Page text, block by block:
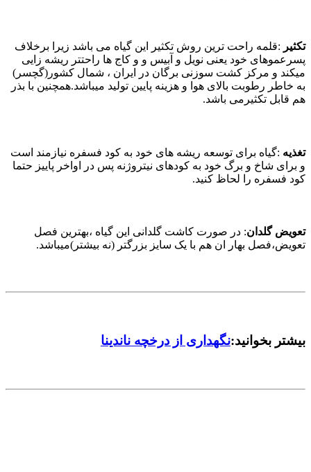
تکثیر :قلمه راحت ترین روش تکثیر این گیاه می باشد زیرا برخلاف
پسرعموهای خود یعنی نویل و آبیس و و کاج ها راحتتر ریشه زایی
میکند و مرکز کشت سوزنی برگان در ایران ، شمال کشور(گچسر)
به خاطر رطوبت بالای هوا و هزینه پایین تولید میباشد.همچنین با بذر
هم قابل تکثیرمی باشد.
تغذیه :گیاه برای توسعه ریشه های خود به کود فسفره نیازمند است
و برای شاخ و برگ خود به کودهای نیتروژنه پس در اواخر پاییز حتما
کود فسفره را لحاظ کنید.
تعویض گلدان: در صورت کاشت گلدانی این گیاه ،بهترین فصل
تعویض،فصل بهار ان هم با یک سایز بزرگتر (نه بیشتر)میباشد.
بیشتر بخوانید:نگهداری از درخچه ناندینا